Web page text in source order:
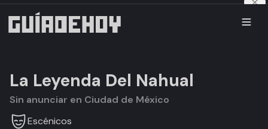
La Leyenda Del Nahual
Sin anunciar en Ciudad de México
Escénicos